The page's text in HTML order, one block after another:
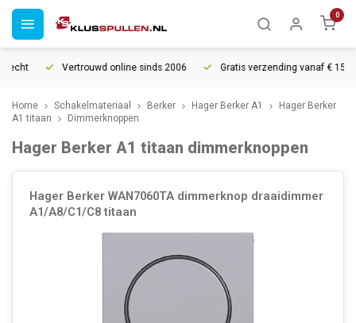
0
Vertrouwd online sinds 2006 Gratis verzending vanaf € 150
Home Schakelmateriaal Berker Hager Berker A1
Hager Berker
A1 titaan
Dimmerknoppen
Hager Berker A1 titaan dimmerknoppen
Hager Berker WAN7060TA dimmerknop draaidimmer
A1/A8/C1/C8 titaan